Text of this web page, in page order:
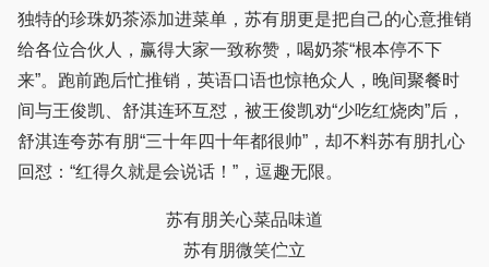
独特的珍珠奶茶添加进菜单，苏有朋更是把自己的心意推销
给各位合伙人，赢得大家一致称赞，喝奶茶“根本停不下
来”。跑前跑后忙推销，英语口语也惊艳众人，晚间聚餐时
间与王俊凯、舒淇连环互怼，被王俊凯劝“少吃红烧肉”后，
舒淇连夸苏有朋“三十年四十年都很帅”，却不料苏有朋扎心
回怼：“红得久就是会说话！”，逗趣无限。
苏有朋关心菜品味道
苏有朋微笑伫立